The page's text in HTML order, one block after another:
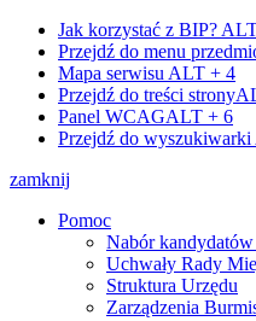
Jak korzystać z BIP?
Przejdź do menu
Mapa serwisu ALT + 4
Przejdź do treści strony
Panel WCAGALT + 6
Przejdź do wyszukiwarki
zamknij
Pomoc
Nabór
Uchwały Rady
Struktura Urzędu
Zarządzenia